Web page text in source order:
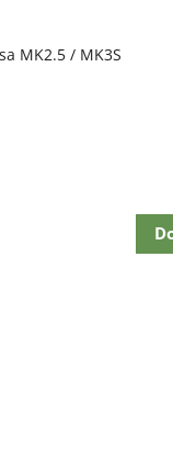
MK2.5 / MK3S